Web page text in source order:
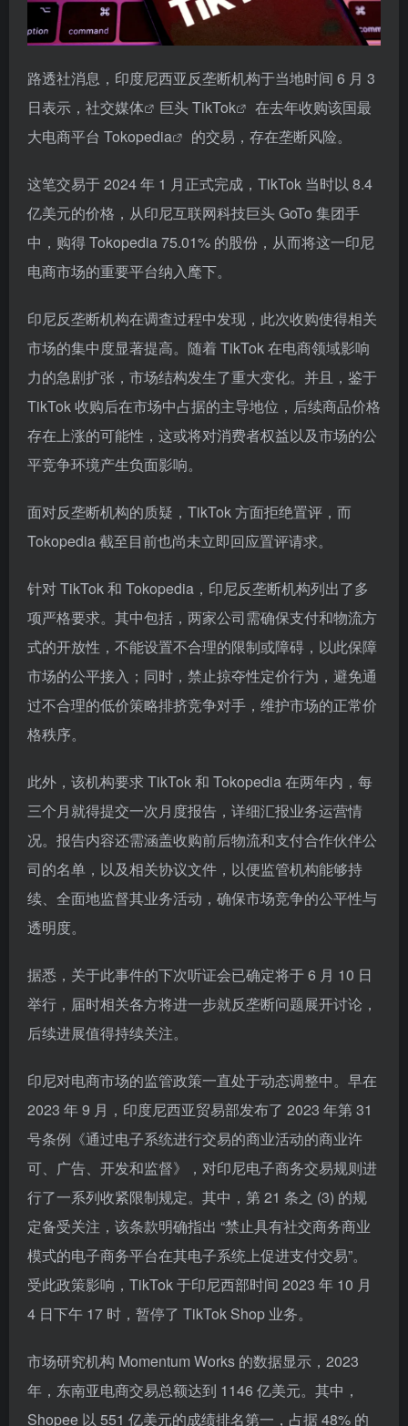
路透社消息，印度尼西亚反垄断机构于当地时间 6 月 3
日表示， 社交媒体 巨头TikTok
在去年收购该国最
大电商平台 Tokopedia 的交易，存在垄断风险。
这笔交易于 2024 年 1 月正式完成，TikTok 当时以 8.4
亿美元的价格，从印尼互联网科技巨头 GoTo 集团手
中，购得 Tokopedia 75.01% 的股份，从而将这一印尼
电商市场的重要平台纳入麾下。
印尼反垄断机构在调查过程中发现，此次收购使得相关
市场的集中度显著提高。随着 TikTok 在电商领域影响
力的急剧扩张，市场结构发生了重大变化。并且，鉴于
TikTok 收购后在市场中占据的主导地位，后续商品价格
存在上涨的可能性，这或将对消费者权益以及市场的公
平竞争环境产生负面影响。
面对反垄断机构的质疑，TikTok 方面拒绝置评，而
Tokopedia 截至目前也尚未立即回应置评请求。
针对 TikTok 和 Tokopedia，印尼反垄断机构列出了多
项严格要求。其中包括，两家公司需确保支付和物流方
式的开放性，不能设置不合理的限制或障碍，以此保障
市场的公平接入；同时，禁止掠夺性定价行为，避免通
过不合理的低价策略排挤竞争对手，维护市场的正常价
格秩序。
此外，该机构要求 TikTok 和 Tokopedia 在两年内，每
三个月就得提交一次月度报告，详细汇报业务运营情
况。报告内容还需涵盖收购前后物流和支付合作伙伴公
司的名单，以及相关协议文件，以便监管机构能够持
续、全面地监督其业务活动，确保市场竞争的公平性与
透明度。
据悉，关于此事件的下次听证会已确定将于 6 月 10 日
举行，届时相关各方将进一步就反垄断问题展开讨论，
后续进展值得持续关注。
印尼对电商市场的监管政策一直处于动态调整中。早在
2023 年 9 月，印度尼西亚贸易部发布了 2023 年第 31
号条例《通过电子系统进行交易的商业活动的商业许
可、广告、开发和监督》，对印尼电子商务交易规则进
行了一系列收紧限制规定。其中，第 21 条之 (3) 的规
定备受关注，该条款明确指出 “禁止具有社交商务商业
模式的电子商务平台在其电子系统上促进支付交易”。
受此政策影响，TikTok 于印尼西部时间 2023 年 10 月
4 日下午 17 时，暂停了 TikTok Shop 业务。
市场研究机构 Momentum Works 的数据显示，2023
年，东南亚电商交易总额达到 1146 亿美元。其中，
Shopee 以 551 亿美元的成绩排名第一，占据 48% 的